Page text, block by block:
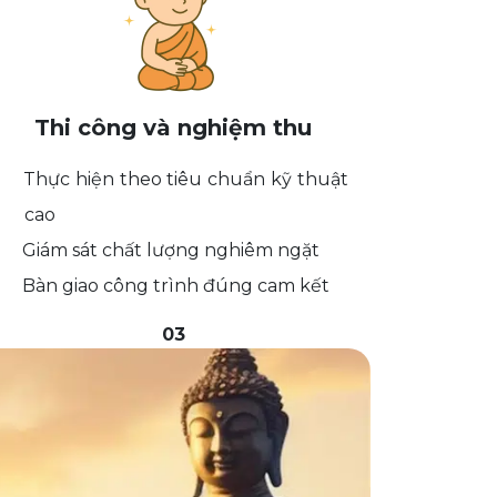
Thi công và nghiệm thu
Thực hiện theo tiêu chuẩn kỹ thuật
cao
Giám sát chất lượng nghiêm ngặt
Bàn giao công trình đúng cam kết
03